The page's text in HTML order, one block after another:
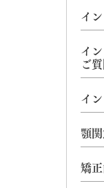
イ
イ
ご
イ
顎
矯